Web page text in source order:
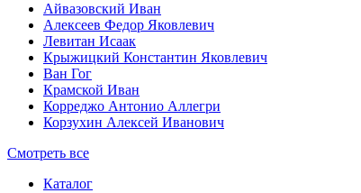
Айвазовский Иван
Алексеев Федор Яковлевич
Левитан Исаак
Крыжицкий Константин Яковлевич
Ван Гог
Крамской Иван
Корреджо Антонио Аллегри
Корзухин Алексей Иванович
Смотреть все
Каталог